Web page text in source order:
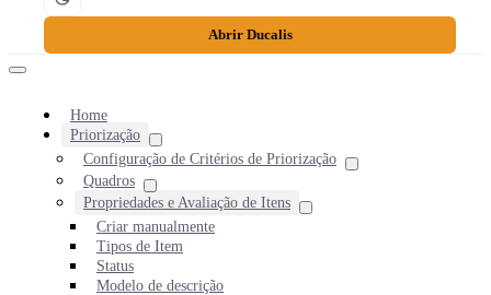
Abrir Ducalis
Home
Priorização
Configuração de Critérios de Priorização
Quadros
Propriedades e Avaliação de Itens
Criar manualmente
Tipos de Item
Status
Modelo de descrição